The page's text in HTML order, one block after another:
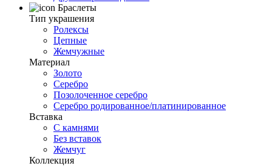
Браслеты
Тип украшения
Ролексы
Цепные
Жемчужные
Материал
Золото
Серебро
Позолоченное серебро
Серебро родированное/платинированное
Вставка
С камнями
Без вставок
Жемчуг
Коллекция